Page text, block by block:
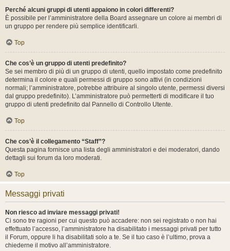
Perché alcuni gruppi di utenti appaiono in colori differenti?
È possibile per l’amministratore della Board assegnare un colore ai membri di
un gruppo per rendere più semplice identificarli.
Top
Che cos’è un gruppo di utenti predefinito?
Se sei membro di più di un gruppo di utenti, quello impostato come predefinito
determina il colore e quali permessi di gruppo sono attivi (in condizioni
normali; l’amministratore, potrebbe attribuire al singolo utente, permessi diversi
dal gruppo predefinito). L’amministratore può permetterti di modificare il tuo
gruppo di utenti predefinito dal Pannello di Controllo Utente.
Top
Che cos’è il collegamento “Staff”?
Questa pagina fornisce una lista degli amministratori e dei moderatori, dando
dettagli sui forum da loro moderati.
Top
Messaggi privati
Non riesco ad inviare messaggi privati!
Ci sono tre ragioni per cui questo può accadere: non sei registrato o non hai
effettuato l’accesso, l’amministratore ha disabilitato i messaggi privati per tutto
il Forum, oppure li ha disabilitati solo a te. Se il tuo caso è l’ultimo, prova a
chiederne il motivo all’amministratore.